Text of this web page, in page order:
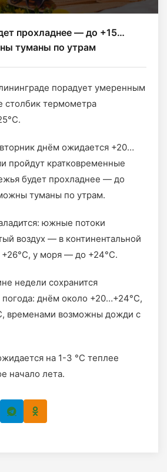
прохладнее — до +15…
туманы по утрам
порадует умеренным
столбик термометра
днём ожидается +20…
пройдут кратковременные
будет прохладнее — до
туманы по утрам.
южные потоки
воздух — в континентальной
+26°C, у моря — до +24°C.
недели сохранится
погода: днём около +20…+24°C,
временами возможны дожди с
на 1-3 °C теплее
начало лета.